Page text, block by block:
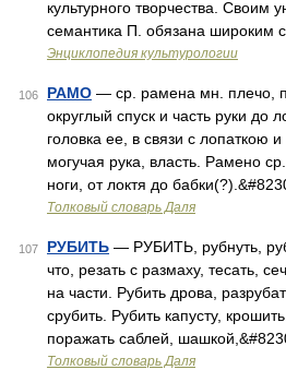
культурного творчества. Своим
семантика П. обязана широким
Энциклопедия культурологии
106 РАМО — ср. рамена мн. плечо,
округлый спуск и часть руки до
головка ее, в связи с лопаткою
могучая рука, власть. Рамено
ноги, от локтя до
Толковый словарь Даля
107 РУБИТЬ — РУБИТЬ, рубнуть,
что, резать с размаху, тесать,
на части. Рубить дрова,
срубить. Рубить капусту,
поражать саблей,
Толковый словарь Даля